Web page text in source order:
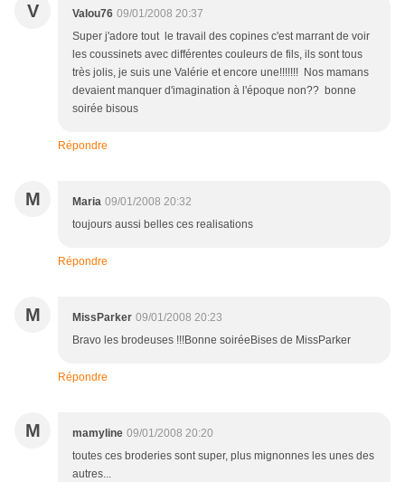
V Valou76 09/01/2008 20:37
Super j'adore tout le travail des copines c'est marrant de voir
les coussinets avec différentes couleurs de fils, ils sont tous
très jolis, je suis une Valérie et encore une!!!!!!! Nos mamans
devaient manquer d'imagination à l'époque non?? bonne
soirée bisous
Répondre
M Maria 09/01/2008 20:32
toujours aussi belles ces realisations
Répondre
M MissParker 09/01/2008 20:23
Bravo les brodeuses !!!Bonne soiréeBises de MissParker
Répondre
M mamyline 09/01/2008 20:20
toutes ces broderies sont super, plus mignonnes les unes des
autres...